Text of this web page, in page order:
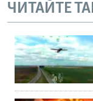
ЧИТАЙТЕ